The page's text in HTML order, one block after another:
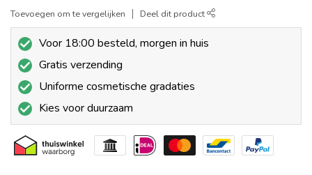
Toevoegen om te vergelijken Deel dit product
Voor 18:00 besteld, morgen in huis
Gratis verzending
Uniforme cosmetische gradaties
Kies voor duurzaam